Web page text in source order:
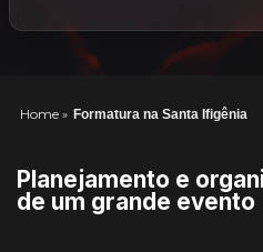
Home » Formatura na Santa Ifigênia
Planejamento e
de um grande evento